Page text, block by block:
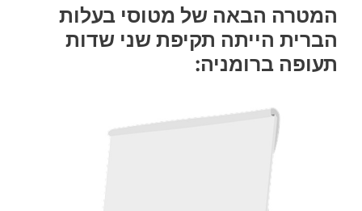
המטרה הבאה של מטוסי בעלות
הברית הייתה תקיפת שני שדות
תעופה ברומניה: